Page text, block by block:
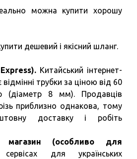
можна купити хорошу
дешевий і якісний шланг.
Китайський інтернет-
трубки за ціною від 60
(діаметр 8 мм). Продавців
приблизно однакова, тому
доставку і робіть
магазин (особливо для
для українських